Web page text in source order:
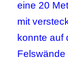
eine 20
mit
konnte auf